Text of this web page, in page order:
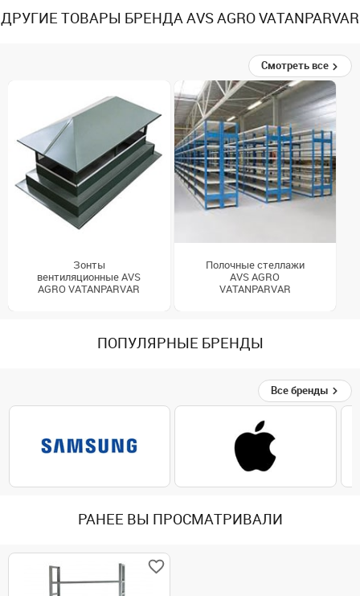
ДРУГИЕ ТОВАРЫ БРЕНДА AVS AGRO VATANPARVAR
Смотреть все
Зонты
вентиляционные AVS
AGRO VATANPARVAR
Полочные стеллажи
AVS AGRO
VATANPARVAR
ПОПУЛЯРНЫЕ БРЕНДЫ
Все бренды
РАНЕЕ ВЫ ПРОСМАТРИВАЛИ